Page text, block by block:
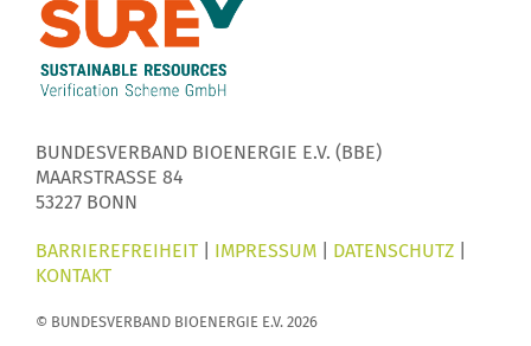
BUNDESVERBAND BIOENERGIE E.V. (BBE)
MAARSTRASSE 84
53227 BONN
BARRIEREFREIHEIT IMPRESSUM DATENSCHUTZ
KONTAKT
© BUNDESVERBAND BIOENERGIE E.V. 2026